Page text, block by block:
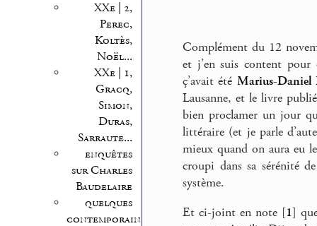
XXe | 2,
Perec,
Koltès,
Noël...
XXe | 1,
Gracq,
Simon,
Duras,
Sarraute...
enquêtes
sur Charles
Baudelaire
quelques
contemporains
Complément du 12
et j’en suis content pour
ç’avait été Marius-Daniel
Lausanne, et le livre
bien proclamer un jour
littéraire (et je parle
mieux quand on aura eu
croupi dans sa sérénité
système.
Et ci-joint en note[1]